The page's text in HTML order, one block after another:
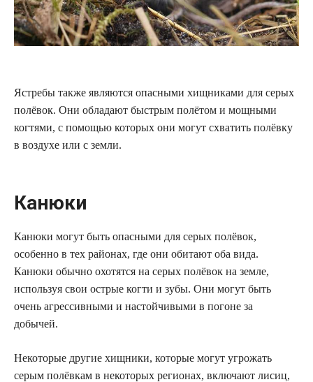
Ястребы также являются опасными хищниками для серых
полёвок. Они обладают быстрым полётом и мощными
когтями, с помощью которых они могут схватить полёвку
в воздухе или с земли.
Канюки
Канюки могут быть опасными для серых полёвок,
особенно в тех районах, где они обитают оба вида.
Канюки обычно охотятся на серых полёвок на земле,
используя свои острые когти и зубы. Они могут быть
очень агрессивными и настойчивыми в погоне за
добычей.
Некоторые другие хищники, которые могут угрожать
серым полёвкам в некоторых регионах, включают лисиц,